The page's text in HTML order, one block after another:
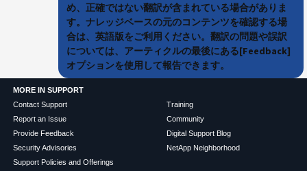
め、正確ではない翻訳が含まれている場合がありま
す。ナレッジベースの元のコンテンツを確認する場
合は、英語版をご利用ください。翻訳の問題や誤訳
については、アーティクルの最後にある[Feedback]
オプションを使用して報告できます。
MORE IN SUPPORT
Contact Support
Report an Issue
Provide Feedback
Security Advisories
Support Policies and Offerings
Training
Community
Digital Support Blog
NetApp Neighborhood